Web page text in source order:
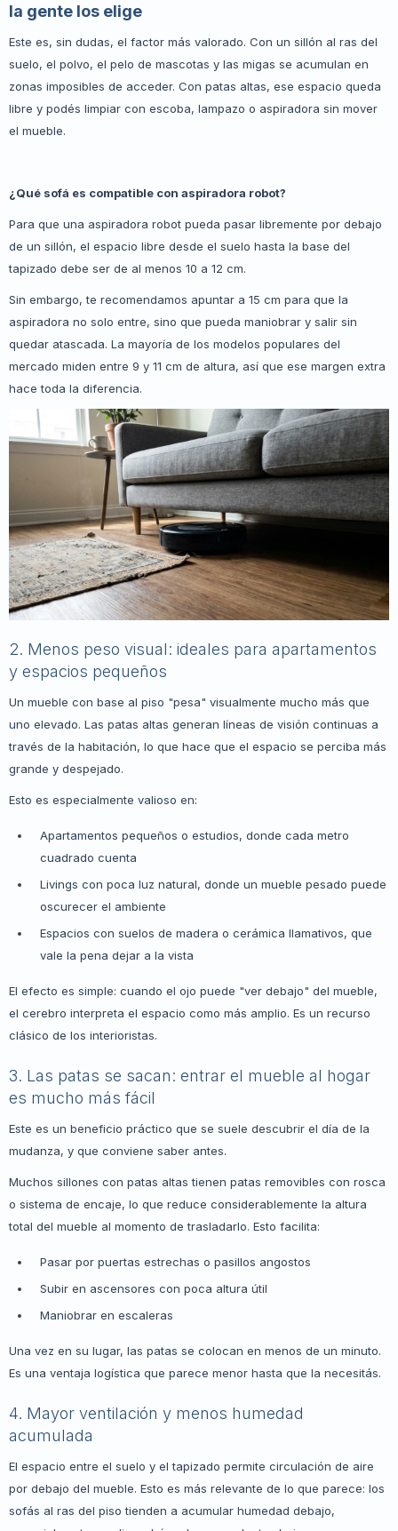
la gente los elige
Este es, sin dudas, el factor más valorado. Con un sillón al ras del
suelo, el polvo, el pelo de mascotas y las migas se acumulan en
zonas imposibles de acceder. Con patas altas, ese espacio queda
libre y podés limpiar con escoba, lampazo o aspiradora sin mover
el mueble.
¿Qué sofá es compatible con aspiradora robot?
Para que una aspiradora robot pueda pasar libremente por debajo
de un sillón, el espacio libre desde el suelo hasta la base del
tapizado debe ser de al menos 10 a 12 cm.
Sin embargo, te recomendamos apuntar a 15 cm para que la
aspiradora no solo entre, sino que pueda maniobrar y salir sin
quedar atascada. La mayoría de los modelos populares del
mercado miden entre 9 y 11 cm de altura, así que ese margen extra
hace toda la diferencia.
2. Menos peso visual: ideales para apartamentos
y espacios pequeños
Un mueble con base al piso "pesa" visualmente mucho más que
uno elevado. Las patas altas generan líneas de visión continuas a
través de la habitación, lo que hace que el espacio se perciba más
grande y despejado.
Esto es especialmente valioso en:
Apartamentos pequeños o estudios, donde cada metro
cuadrado cuenta
Livings con poca luz natural, donde un mueble pesado puede
oscurecer el ambiente
Espacios con suelos de madera o cerámica llamativos, que
vale la pena dejar a la vista
El efecto es simple: cuando el ojo puede "ver debajo" del mueble,
el cerebro interpreta el espacio como más amplio. Es un recurso
clásico de los interioristas.
3. Las patas se sacan: entrar el mueble al hogar
es mucho más fácil
Este es un beneficio práctico que se suele descubrir el día de la
mudanza, y que conviene saber antes.
Muchos sillones con patas altas tienen patas removibles con rosca
o sistema de encaje, lo que reduce considerablemente la altura
total del mueble al momento de trasladarlo. Esto facilita:
Pasar por puertas estrechas o pasillos angostos
Subir en ascensores con poca altura útil
Maniobrar en escaleras
Una vez en su lugar, las patas se colocan en menos de un minuto.
Es una ventaja logística que parece menor hasta que la necesitás.
4. Mayor ventilación y menos humedad
acumulada
El espacio entre el suelo y el tapizado permite circulación de aire
por debajo del mueble. Esto es más relevante de lo que parece: los
sofás al ras del piso tienden a acumular humedad debajo,